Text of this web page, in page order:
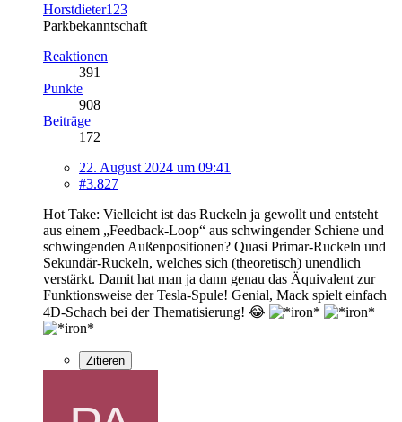
Horstdieter123
Parkbekanntschaft
Reaktionen
391
Punkte
908
Beiträge
172
22. August 2024 um 09:41
#3.827
Hot Take: Vielleicht ist das Ruckeln ja gewollt und entsteht
aus einem „Feedback-Loop“ aus schwingender Schiene und
schwingenden Außenpositionen? Quasi Primar-Ruckeln und
Sekundär-Ruckeln, welches sich (theoretisch) unendlich
verstärkt. Damit hat man ja dann genau das Äquivalent zur
Funktionsweise der Tesla-Spule! Genial, Mack spielt einfach
4D-Schach bei der Thematisierung! 😂
Zitieren